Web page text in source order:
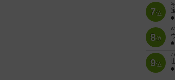
7位
8位
9位
7